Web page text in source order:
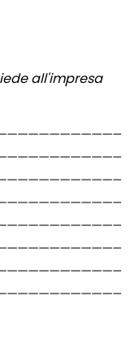
all'impresa